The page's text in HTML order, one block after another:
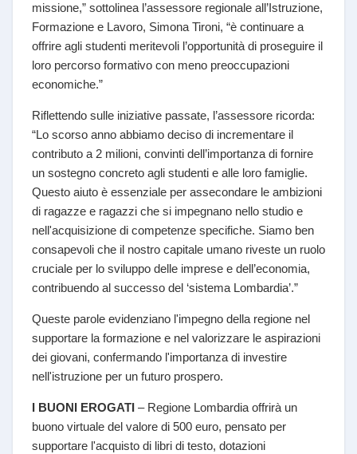
missione,” sottolinea l’assessore regionale all’Istruzione,
Formazione e Lavoro, Simona Tironi, “è continuare a
offrire agli studenti meritevoli l’opportunità di proseguire il
loro percorso formativo con meno preoccupazioni
economiche.”
Riflettendo sulle iniziative passate, l’assessore ricorda:
“Lo scorso anno abbiamo deciso di incrementare il
contributo a 2 milioni, convinti dell’importanza di fornire
un sostegno concreto agli studenti e alle loro famiglie.
Questo aiuto è essenziale per assecondare le ambizioni
di ragazze e ragazzi che si impegnano nello studio e
nell'acquisizione di competenze specifiche. Siamo ben
consapevoli che il nostro capitale umano riveste un ruolo
cruciale per lo sviluppo delle imprese e dell’economia,
contribuendo al successo del ‘sistema Lombardia’.”
Queste parole evidenziano l'impegno della regione nel
supportare la formazione e nel valorizzare le aspirazioni
dei giovani, confermando l'importanza di investire
nell'istruzione per un futuro prospero.
I BUONI EROGATI – Regione Lombardia offrirà un
buono virtuale del valore di 500 euro, pensato per
supportare l'acquisto di libri di testo, dotazioni